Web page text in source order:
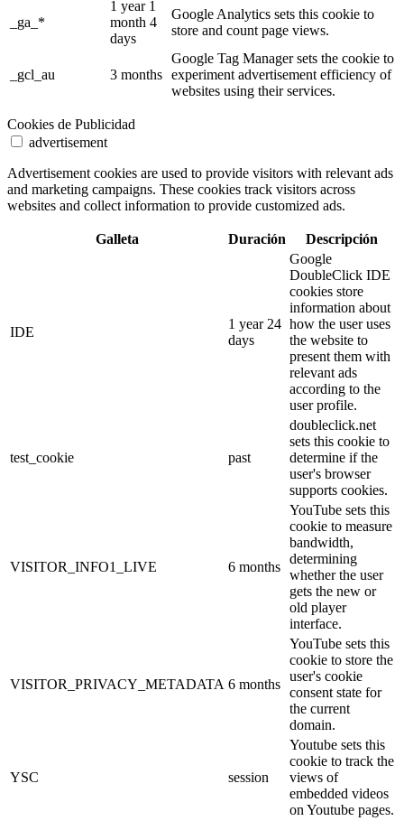
_ga_*
1 year 1
month 4
days
Google Analytics sets this cookie to
store and count page views.
_gcl_au 3 months
Google Tag Manager sets the cookie to
experiment advertisement efficiency of
websites using their services.
Cookies de Publicidad
advertisement
Advertisement cookies are used to provide visitors with relevant ads
and marketing campaigns. These cookies track visitors across
websites and collect information to provide customized ads.
Galleta Duración Descripción
IDE
1 year 24
days
Google
DoubleClick IDE
cookies store
information about
how the user uses
the website to
present them with
relevant ads
according to the
user profile.
test_cookie past
doubleclick.net
sets this cookie to
determine if the
user's browser
supports cookies.
VISITOR_INFO1_LIVE 6 months
YouTube sets this
cookie to measure
bandwidth,
determining
whether the user
gets the new or
old player
interface.
VISITOR_PRIVACY_METADATA 6 months
YouTube sets this
cookie to store the
user's cookie
consent state for
the current
domain.
YSC session
Youtube sets this
cookie to track the
views of
embedded videos
on Youtube pages.